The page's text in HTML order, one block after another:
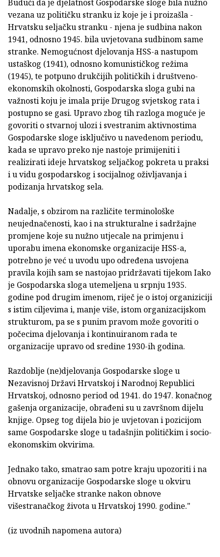
Budući da je djelatnost Gospodarske sloge bila nužno
vezana uz političku stranku iz koje je i proizašla -
Hrvatsku seljačku stranku - njena je sudbina nakon
1941, odnosno 1945. bila uvjetovana sudbi­nom same
stranke. Nemogućnost djelovanja HSS-a nastupom
ustaškog (1941), odnosno komunističkog režima
(1945), te potpuno drukčijih političkih i društveno-
ekonomskih okolnosti, Gospodarska sloga gubi na
važnosti koju je imala prije Drugog svjetskog rata i
postupno se gasi. Upravo zbog tih razloga moguće je
govoriti o stvarnoj ulozi i svestranim aktivnostima
Gospodarske sloge is­ključivo u navedenom periodu,
kada se upravo preko nje nastoje primijeniti i
realizirati ideje hrvatskog seljačkog pokreta u praksi
i u vidu gospodarskog i socijalnog oživljavanja i
podizanja hrvatskog sela.
Nadalje, s obzirom na različite terminološke
neujednačenosti, kao i na strukturalne i sadržajne
promjene koje su nužno utjecale na primjenu i
uporabu imena ekonomske organizacije HSS-a,
potrebno je već u uvodu upo određena usvojena
pravila kojih sam se nastojao pridržavati tijekom Iako
je Gospodarska sloga utemeljena u srpnju 1935.
godine pod drugim imenom, riječ je o istoj organiziciji
s istim ciljevima i, manje više, istom organizacijskom
strukturom, pa se s punim pravom može govoriti o
počecima djelovanja i kontinuiranom rada te
organizacije upravo od sredine 1930-ih godina.
Razdoblje (ne)djelovanja Gospodarske sloge u
Nezavisnoj Državi Hrvatskoj i Narodnoj Republici
Hrvatskoj, odnosno period od 1941. do 1947. konačnog
gašenja organizacije, obrađeni su u završnom dijelu
knjige. Opseg tog dijela bio je uvjetovan i pozicijom
same Gospodarske sloge u tadašnjin političkim i socio-
ekonomskim okvirima.
Jednako tako, smatrao sam potre kraju upozoriti i na
obnovu organizacije Gospodarske sloge u okviru
Hrvatske seljačke stranke nakon obnove
višestranačkog života u Hrvatskoj 1990. godine."
(iz uvodnih napomena autora)